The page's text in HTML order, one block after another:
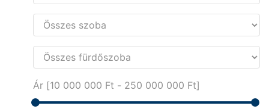
Ár [10 000 000 Ft - 250 000 000 Ft]